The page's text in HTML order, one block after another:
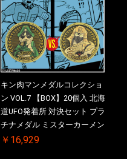
キン肉マンメダルコレクショ
ン VOL.7 【BOX】20個入 北海
道UFO発着所 対決セット プラ
チナメダル ミスターカーメン
VS. ブロッケン Jr. 2.0 ケース
￥16,929